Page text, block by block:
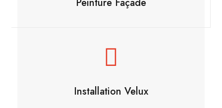
Peinture Façade
Installation Velux